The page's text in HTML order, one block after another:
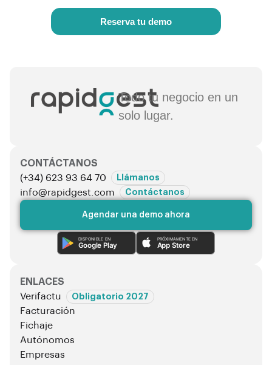
Reserva tu demo
Todo tu negocio en un
solo lugar.
CONTÁCTANOS
(+34) 623 93 64 70
Llámanos
info@rapidgest.com Contáctanos
Agendar una demo ahora
DISPONIBLE EN
Google Play
PRÓXIMAMENTE EN
App Store
ENLACES
Verifactu
Obligatorio 2027
Facturación
Fichaje
Autónomos
Empresas